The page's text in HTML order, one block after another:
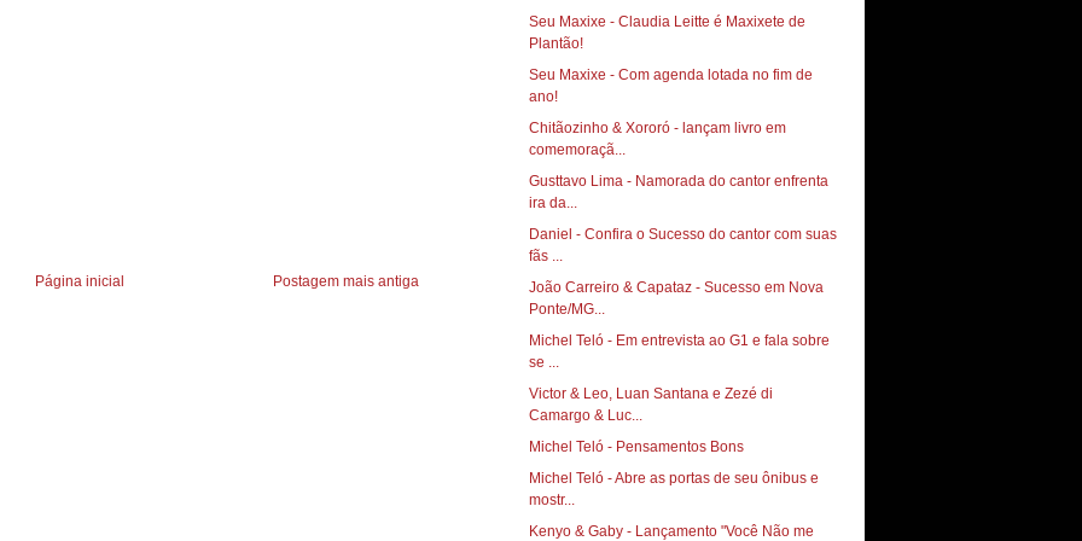
Postagem mais antiga
Página inicial
Seu Maxixe - Claudia Leitte é Maxixete de
Plantão!‏
Seu Maxixe - Com agenda lotada no fim de
ano!‏
Chitãozinho & Xororó - lançam livro em
comemoraçã...
Gusttavo Lima - Namorada do cantor enfrenta
ira da...
Daniel - Confira o Sucesso do cantor com suas
fãs ...
João Carreiro & Capataz - Sucesso em Nova
Ponte/MG...
Michel Teló - Em entrevista ao G1 e fala sobre
se ...
Victor & Leo, Luan Santana e Zezé di
Camargo & Luc...
Michel Teló - Pensamentos Bons
Michel Teló - Abre as portas de seu ônibus e
mostr...
Kenyo & Gaby - Lançamento "Você Não me